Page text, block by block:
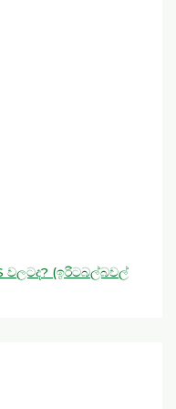
වලටද? (ඉරිටබල්බවල්